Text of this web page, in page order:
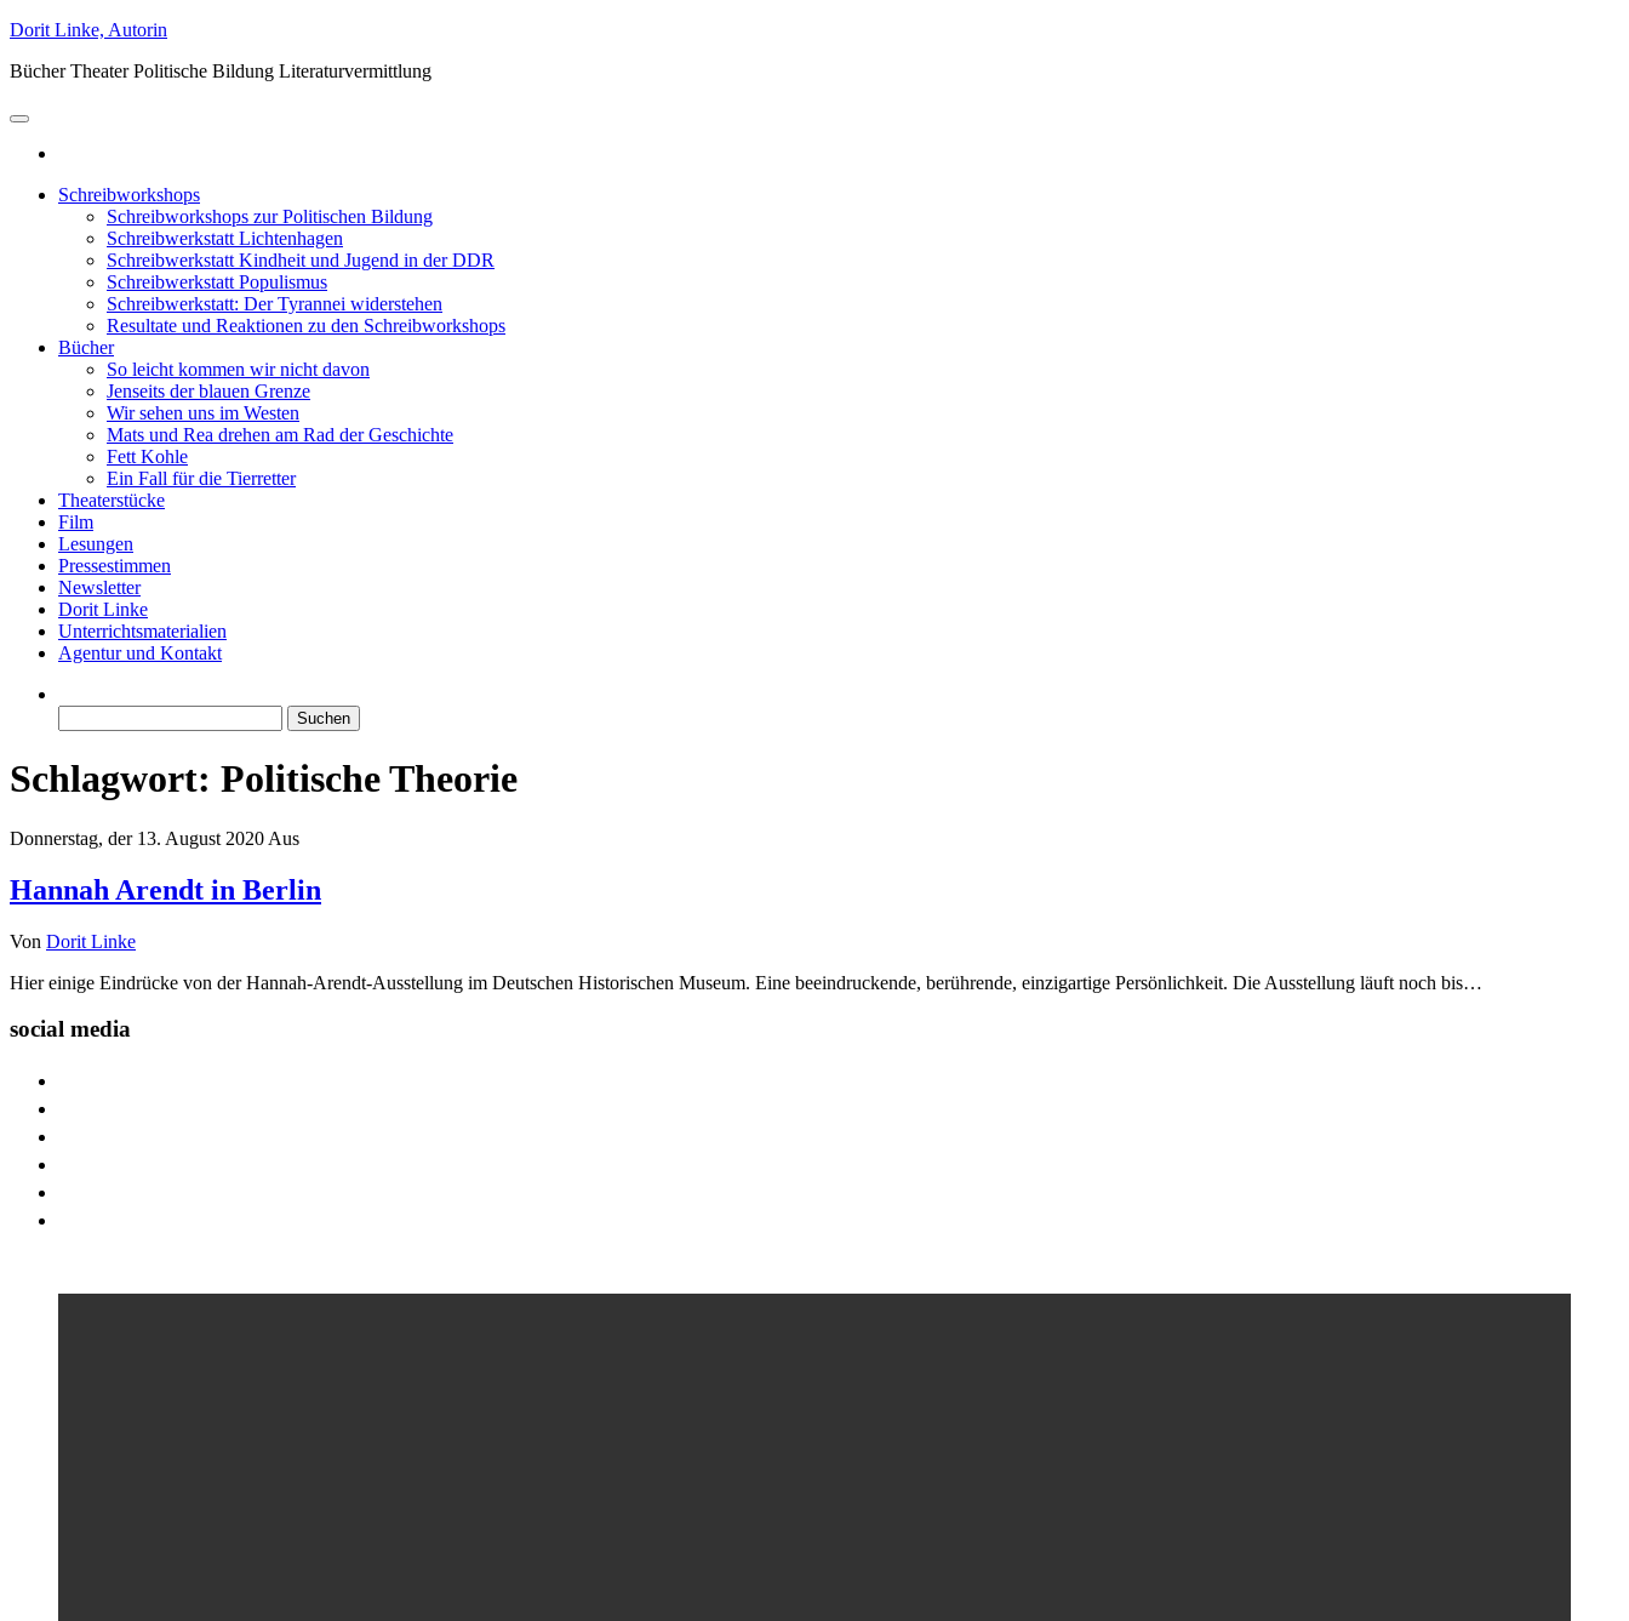
Zum
springen
Dorit Linke, Autorin
Bücher Theater Politische Bildung Literaturvermittlung
Schreibworkshops
Schreibworkshops zur Politischen Bildung
Schreibwerkstatt Lichtenhagen
Schreibwerkstatt Kindheit und Jugend in der DDR
Schreibwerkstatt Populismus
Schreibwerkstatt: Der Tyrannei widerstehen
Resultate und Reaktionen zu den Schreibworkshops
Bücher
So leicht kommen wir nicht davon
Jenseits der blauen Grenze
Wir sehen uns im Westen
Mats und Rea drehen am Rad der Geschichte
Fett Kohle
Ein Fall für die Tierretter
Theaterstücke
Film
Lesungen
Pressestimmen
Newsletter
Dorit Linke
Unterrichtsmaterialien
Agentur und Kontakt
nach:
Schlagwort: Politische Theorie
Donnerstag, der 13. August 2020 Aus
Hannah Arendt in Berlin
Von Dorit Linke
Hier einige Eindrücke von der Hannah-Arendt-Ausstellung im Deutschen Historischen Museum. Eine beeindruckende, berührende, einzigartige Persönlichkeit. Die Ausstellung läuft noch bis…
social media